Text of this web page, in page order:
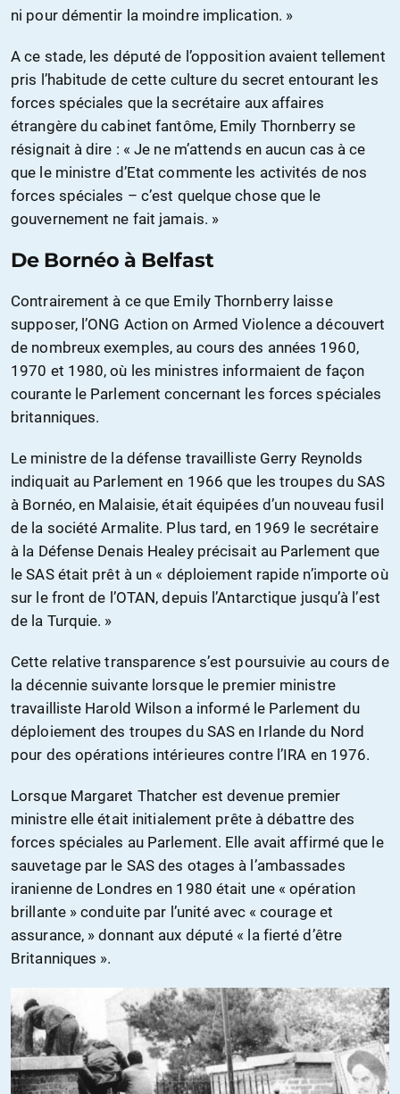
ni pour démentir la moindre implication. »
A ce stade, les député de l’opposition avaient tellement
pris l’habitude de cette culture du secret entourant les
forces spéciales que la secrétaire aux affaires
étrangère du cabinet fantôme, Emily Thornberry se
résignait à dire : « Je ne m’attends en aucun cas à ce
que le ministre d’Etat commente les activités de nos
forces spéciales – c’est quelque chose que le
gouvernement ne fait jamais. »
De Bornéo à Belfast
Contrairement à ce que Emily Thornberry laisse
supposer, l’ONG Action on Armed Violence a découvert
de nombreux exemples, au cours des années 1960,
1970 et 1980, où les ministres informaient de façon
courante le Parlement concernant les forces spéciales
britanniques.
Le ministre de la défense travailliste Gerry Reynolds
indiquait au Parlement en 1966 que les troupes du SAS
à Bornéo, en Malaisie, était équipées d’un nouveau fusil
de la société Armalite. Plus tard, en 1969 le secrétaire
à la Défense Denais Healey précisait au Parlement que
le SAS était prêt à un « déploiement rapide n’importe où
sur le front de l’OTAN, depuis l’Antarctique jusqu’à l’est
de la Turquie. »
Cette relative transparence s’est poursuivie au cours de
la décennie suivante lorsque le premier ministre
travailliste Harold Wilson a informé le Parlement du
déploiement des troupes du SAS en Irlande du Nord
pour des opérations intérieures contre l’IRA en 1976.
Lorsque Margaret Thatcher est devenue premier
ministre elle était initialement prête à débattre des
forces spéciales au Parlement. Elle avait affirmé que le
sauvetage par le SAS des otages à l’ambassades
iranienne de Londres en 1980 était une « opération
brillante » conduite par l’unité avec « courage et
assurance, » donnant aux député « la fierté d’être
Britanniques ».